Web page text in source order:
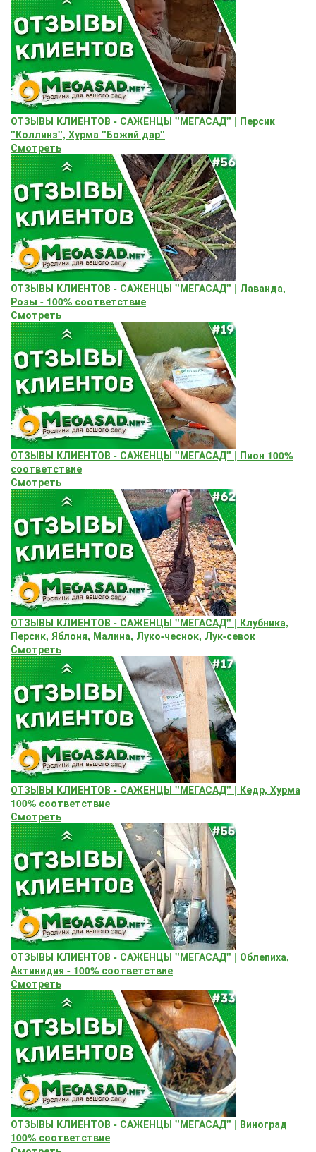
ОТЗЫВЫ КЛИЕНТОВ - САЖЕНЦЫ "МЕГАСАД" | Персик
"Коллинз", Хурма "Божий дар"
Смотреть
ОТЗЫВЫ КЛИЕНТОВ - САЖЕНЦЫ "МЕГАСАД" | Лаванда,
Розы - 100% соответствие
Смотреть
ОТЗЫВЫ КЛИЕНТОВ - САЖЕНЦЫ "МЕГАСАД" | Пион 100%
соответствие
Смотреть
ОТЗЫВЫ КЛИЕНТОВ - САЖЕНЦЫ "МЕГАСАД" | Клубника,
Персик, Яблоня, Малина, Луко-чеснок, Лук-севок
Смотреть
ОТЗЫВЫ КЛИЕНТОВ - САЖЕНЦЫ "МЕГАСАД" | Кедр, Хурма
100% соответствие
Смотреть
ОТЗЫВЫ КЛИЕНТОВ - САЖЕНЦЫ "МЕГАСАД" | Облепиха,
Актинидия - 100% соответствие
Смотреть
ОТЗЫВЫ КЛИЕНТОВ - САЖЕНЦЫ "МЕГАСАД" | Виноград
100% соответствие